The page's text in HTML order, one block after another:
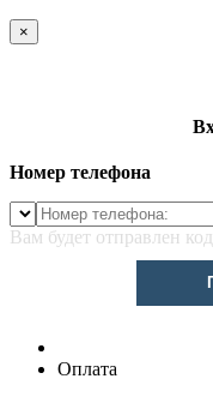
×
Номер телефона
Вам будет отправлен
Оплата